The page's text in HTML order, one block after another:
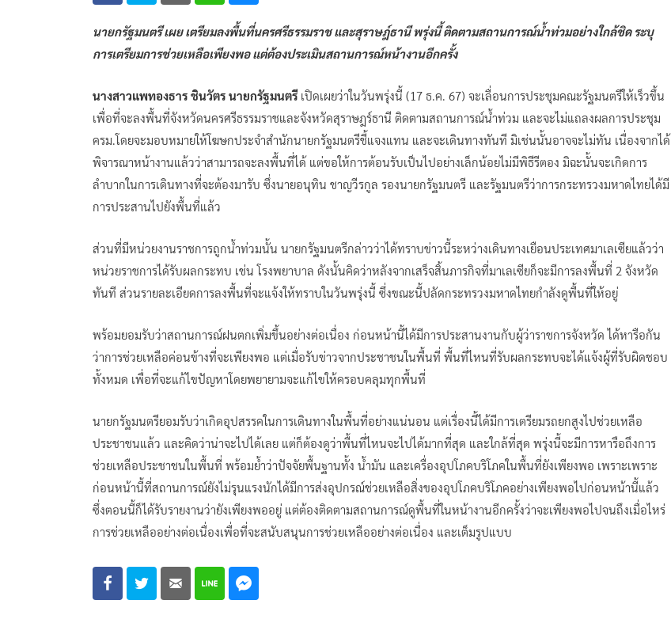
นายกรัฐมนตรี เผย เตรียมลงพื้นที่นครศรีธรรมราช และสุราษฎ์ธานี พรุ่งนี้ ติดตามสถานการณ์น้ำท่วมอย่างใกล้ชิด ระบุ
การเตรียมการช่วยเหลือเพียงพอ แต่ต้องประเมินสถานการณ์หน้างานอีกครั้ง
นางสาวแพทองธาร ชินวัตร นายกรัฐมนตรี เปิดเผยว่าในวันพรุ่งนี้ (17 ธ.ค. 67) จะเลื่อนการประชุมคณะรัฐมนตรีให้เร็วขึ้น
เพื่อที่จะลงพื้นที่จังหวัดนครศรีธรรมราชและจังหวัดสุราษฎร์ธานี ติดตามสถานการณ์น้ำท่วม และจะไม่แถลงผลการประชุม
ครม.โดยจะมอบหมายให้โฆษกประจำสำนักนายกรัฐมนตรีชี้แจงแทน และจะเดินทางทันที มิเช่นนั้นอาจจะไม่ทัน เนื่องจากได้
พิจารณาหน้างานแล้วว่าสามารถจะลงพื้นที่ได้ แต่ขอให้การต้อนรับเป็นไปอย่างเล็กน้อยไม่มีพิธีรีตอง มิฉะนั้นจะเกิดการ
ลำบากในการเดินทางที่จะต้องมารับ ซึ่งนายอนุทิน ชาญวีรกูล รองนายกรัฐมนตรี และรัฐมนตรีว่าการกระทรวงมหาดไทยได้มี
การประสานไปยังพื้นที่แล้ว
ส่วนที่มีหน่วยงานราชการถูกน้ำท่วมนั้น นายกรัฐมนตรีกล่าวว่าได้ทราบข่าวนี้ระหว่างเดินทางเยือนประเทศมาเลเซียแล้วว่า
หน่วยราชการได้รับผลกระทบ เช่น โรงพยาบาล ดังนั้นคิดว่าหลังจากเสร็จสิ้นภารกิจที่มาเลเซียก็จะมีการลงพื้นที่ 2 จังหวัด
ทันที ส่วนรายละเอียดการลงพื้นที่จะแจ้งให้ทราบในวันพรุ่งนี้ ซึ่งขณะนี้ปลัดกระทรวงมหาดไทยกำลังดูพื้นที่ให้อยู่
พร้อมยอมรับว่าสถานการณ์ฝนตกเพิ่มขึ้นอย่างต่อเนื่อง ก่อนหน้านี้ได้มีการประสานงานกับผู้ว่าราชการจังหวัด ได้หารือกัน
ว่าการช่วยเหลือค่อนข้างที่จะเพียงพอ แต่เมื่อรับข่าวจากประชาชนในพื้นที่ พื้นที่ไหนที่รับผลกระทบจะได้แจ้งผู้ที่รับผิดชอบ
ทั้งหมด เพื่อที่จะแก้ไขปัญหาโดยพยายามจะแก้ไขให้ครอบคลุมทุกพื้นที่
นายกรัฐมนตรียอมรับว่าเกิดอุปสรรคในการเดินทางในพื้นที่อย่างแน่นอน แต่เรื่องนี้ได้มีการเตรียมรถยกสูงไปช่วยเหลือ
ประชาชนแล้ว และคิดว่าน่าจะไปได้เลย แต่ก็ต้องดูว่าพื้นที่ไหนจะไปได้มากที่สุด และใกล้ที่สุด พรุ่งนี้จะมีการหารือถึงการ
ช่วยเหลือประชาชนในพื้นที่ พร้อมย้ำว่าปัจจัยพื้นฐานทั้ง น้ำมัน และเครื่องอุปโภคบริโภคในพื้นที่ยังเพียงพอ เพราะเพราะ
ก่อนหน้านี้ที่สถานการณ์ยังไม่รุนแรงนักได้มีการส่งอุปกรณ์ช่วยเหลือสิ่งของอุปโภคบริโภคอย่างเพียงพอไปก่อนหน้านี้แล้ว
ซึ่งตอนนี้ก็ได้รับรายงานว่ายังเพียงพออยู่ แต่ต้องติดตามสถานการณ์ดูพื้นที่ในหน้างานอีกครั้งว่าจะเพียงพอไปจนถึงเมื่อไหร่
การช่วยเหลืออย่างต่อเนื่องเพื่อที่จะสนับสนุนการช่วยเหลืออย่างต่อเนื่อง และเต็มรูปแบบ